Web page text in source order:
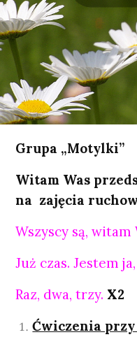
Grupa „Motylki”
Witam Was
na zajęcia
Wszyscy są, witam
Już czas. Jestem
Raz, dwa, trzy. X2
Ćwiczenia przy